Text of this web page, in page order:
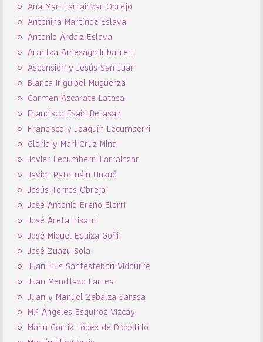
Ana Mari Larrainzar Obrejo
Antonina Martínez Eslava
Antonio Ardaiz Eslava
Arantza Amezaga Iribarren
Ascensión y Jesús San Juan
Blanca Iriguibel Muguerza
Carmen Azcarate Latasa
Francisco Esain Berasain
Francisco y Joaquín Lecumberri
Gloria y Mari Cruz Mina
Javier Lecumberri Larrainzar
Javier Paternáin Unzué
Jesús Torres Obrejo
José Antonio Ereño Elorri
José Areta Irisarri
José Miguel Equiza Goñi
José Zuazu Sola
Juan Luis Santesteban Vidaurre
Juan Mendilazo Larrea
Juan y Manuel Zabalza Sarasa
M.ª Ángeles Esquiroz Vizcay
Manu Gorriz López de Dicastillo